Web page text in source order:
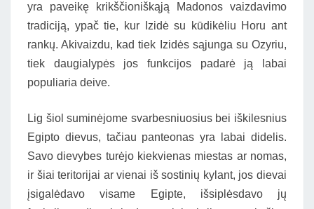
yra paveikę krikščioniškąją Madonos vaizdavimo
tradiciją, ypač tie, kur Izidė su kūdikėliu Horu ant
rankų. Akivaizdu, kad tiek Izidės sąjunga su Ozyriu,
tiek daugialypės jos funkcijos padarė ją labai
populiaria deive.
Lig šiol suminėjome svarbesniuosius bei iškilesnius
Egipto dievus, tačiau panteonas yra labai didelis.
Savo dievybes turėjo kiekvienas miestas ar nomas,
ir šiai teritorijai ar vienai iš sostinių kylant, jos dievai
įsigalėdavo visame Egipte, išsiplėsdavo jų